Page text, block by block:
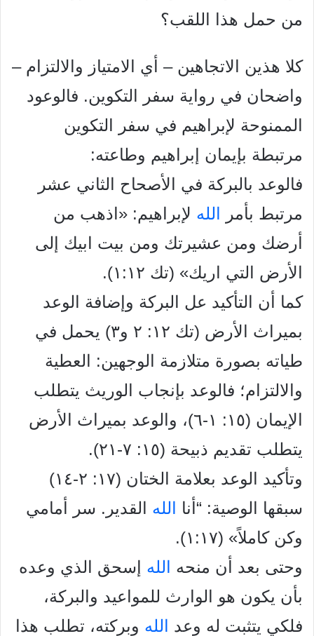
من حمل هذا اللقب؟
كلا هذين الاتجاهين – أي الامتياز والالتزام –
واضحان في رواية سفر التكوين. فالوعود
الممنوحة لإبراهيم في سفر التكوين
مرتبطة بإيمان إبراهيم وطاعته:
فالوعد بالبركة في الأصحاح الثاني عشر
مرتبط بأمر
الله لإبراهيم: «اذهب من
أرضك ومن عشيرتك ومن بيت ابيك إلى
الأرض التي اريك» (تك ١:١٢).
كما أن التأكيد عل البركة وإضافة الوعد
بميراث الأرض (تك ١٢: ٢ و٣) يحمل في
طياته بصورة متلازمة الوجهين: العطية
والالتزام؛ فالوعد بإنجاب الوريث يتطلب
الإيمان (١٥: ١-٦)، والوعد بميراث الأرض
يتطلب تقديم ذبيحة (١٥: ٧-٢١).
وتأكيد الوعد بعلامة الختان (١٧: ٢-١٤)
سبقها الوصية: “أنا
الله القدير. سر أمامي
وكن كاملاً» (١:١٧).
وحتى بعد أن منحه
الله إسحق الذي وعده
بأن يكون هو الوارث للمواعيد والبركة،
فلكي يتثبت له وعد
الله وبركته، تطلب هذا